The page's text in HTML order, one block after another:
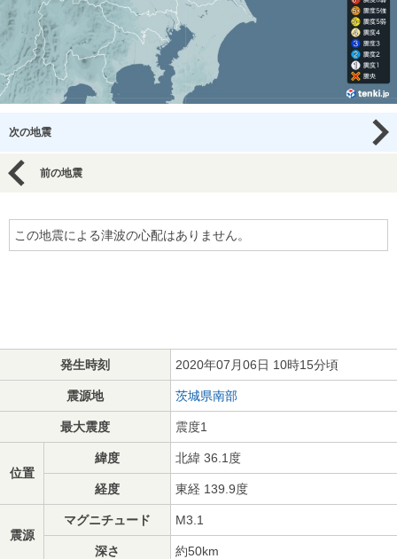
次の地震
前の地震
この地震による津波の心配はありません。
発生時刻 2020年07月06日 10時15分頃
震源地 茨城県南部
最大震度 震度1
位置
緯度 北緯 36.1度
経度 東経 139.9度
震源
マグニチュード M3.1
深さ 約50km